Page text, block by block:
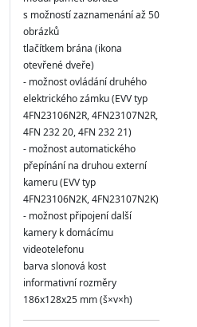
s možností zaznamenání až 50
obrázků
tlačítkem brána (ikona
otevřené dveře)
- možnost ovládání druhého
elektrického zámku (EVV typ
4FN23106N2R, 4FN23107N2R,
4FN 232 20, 4FN 232 21)
- možnost automatického
přepínání na druhou externí
kameru (EVV typ
4FN23106N2K, 4FN23107N2K)
- možnost připojení další
kamery k domácímu
videotelefonu
barva slonová kost
informativní rozměry
186x128x25 mm (š×v×h)